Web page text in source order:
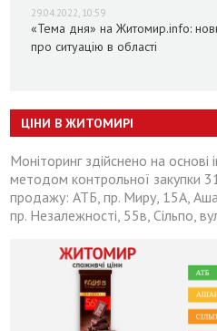
29.04.2022, 10:59
«Тема дня» на Житомир.info:
про ситуацію в області
ЦІНИ В ЖИТОМИРІ
Моніторинг здійснено на основі
методом контрольної закупки
продажу: АТБ, пр. Миру, 15А,
пр. Незалежності, 55в, Сільпо,